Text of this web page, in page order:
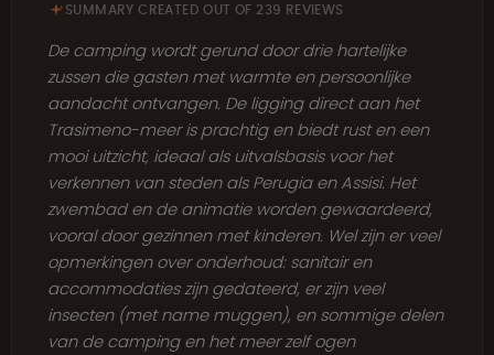
SUMMARY CREATED OUT OF 239 REVIEWS
De camping wordt gerund door drie hartelijke
zussen die gasten met warmte en persoonlijke
aandacht ontvangen. De ligging direct aan het
Trasimeno-meer is prachtig en biedt rust en een
mooi uitzicht, ideaal als uitvalsbasis voor het
verkennen van steden als Perugia en Assisi. Het
zwembad en de animatie worden gewaardeerd,
vooral door gezinnen met kinderen. Wel zijn er veel
opmerkingen over onderhoud: sanitair en
accommodaties zijn gedateerd, er zijn veel
insecten (met name muggen), en sommige delen
van de camping en het meer zelf ogen